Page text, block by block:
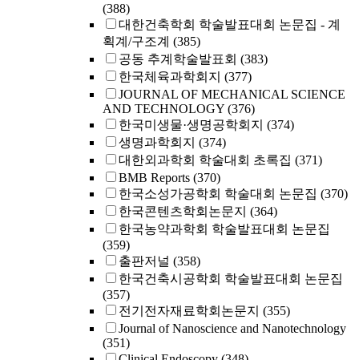
(388)
대한건축학회 학술발표대회 논문집 - 계
획계/구조계 (385)
공동 추계학술발표회 (383)
한국체육과학회지 (377)
JOURNAL OF MECHANICAL SCIENCE
AND TECHNOLOGY (376)
한국미생물·생명공학회지 (374)
생명과학회지 (374)
대한외과학회 학술대회 초록집 (371)
BMB Reports (370)
한국소성가공학회 학술대회 논문집 (370)
한국콘텐츠학회논문지 (364)
한국농약과학회 학술발표대회 논문집
(359)
출판저널 (358)
한국건축시공학회 학술발표대회 논문집
(357)
전기전자재료학회논문지 (355)
Journal of Nanoscience and Nanotechnology
(351)